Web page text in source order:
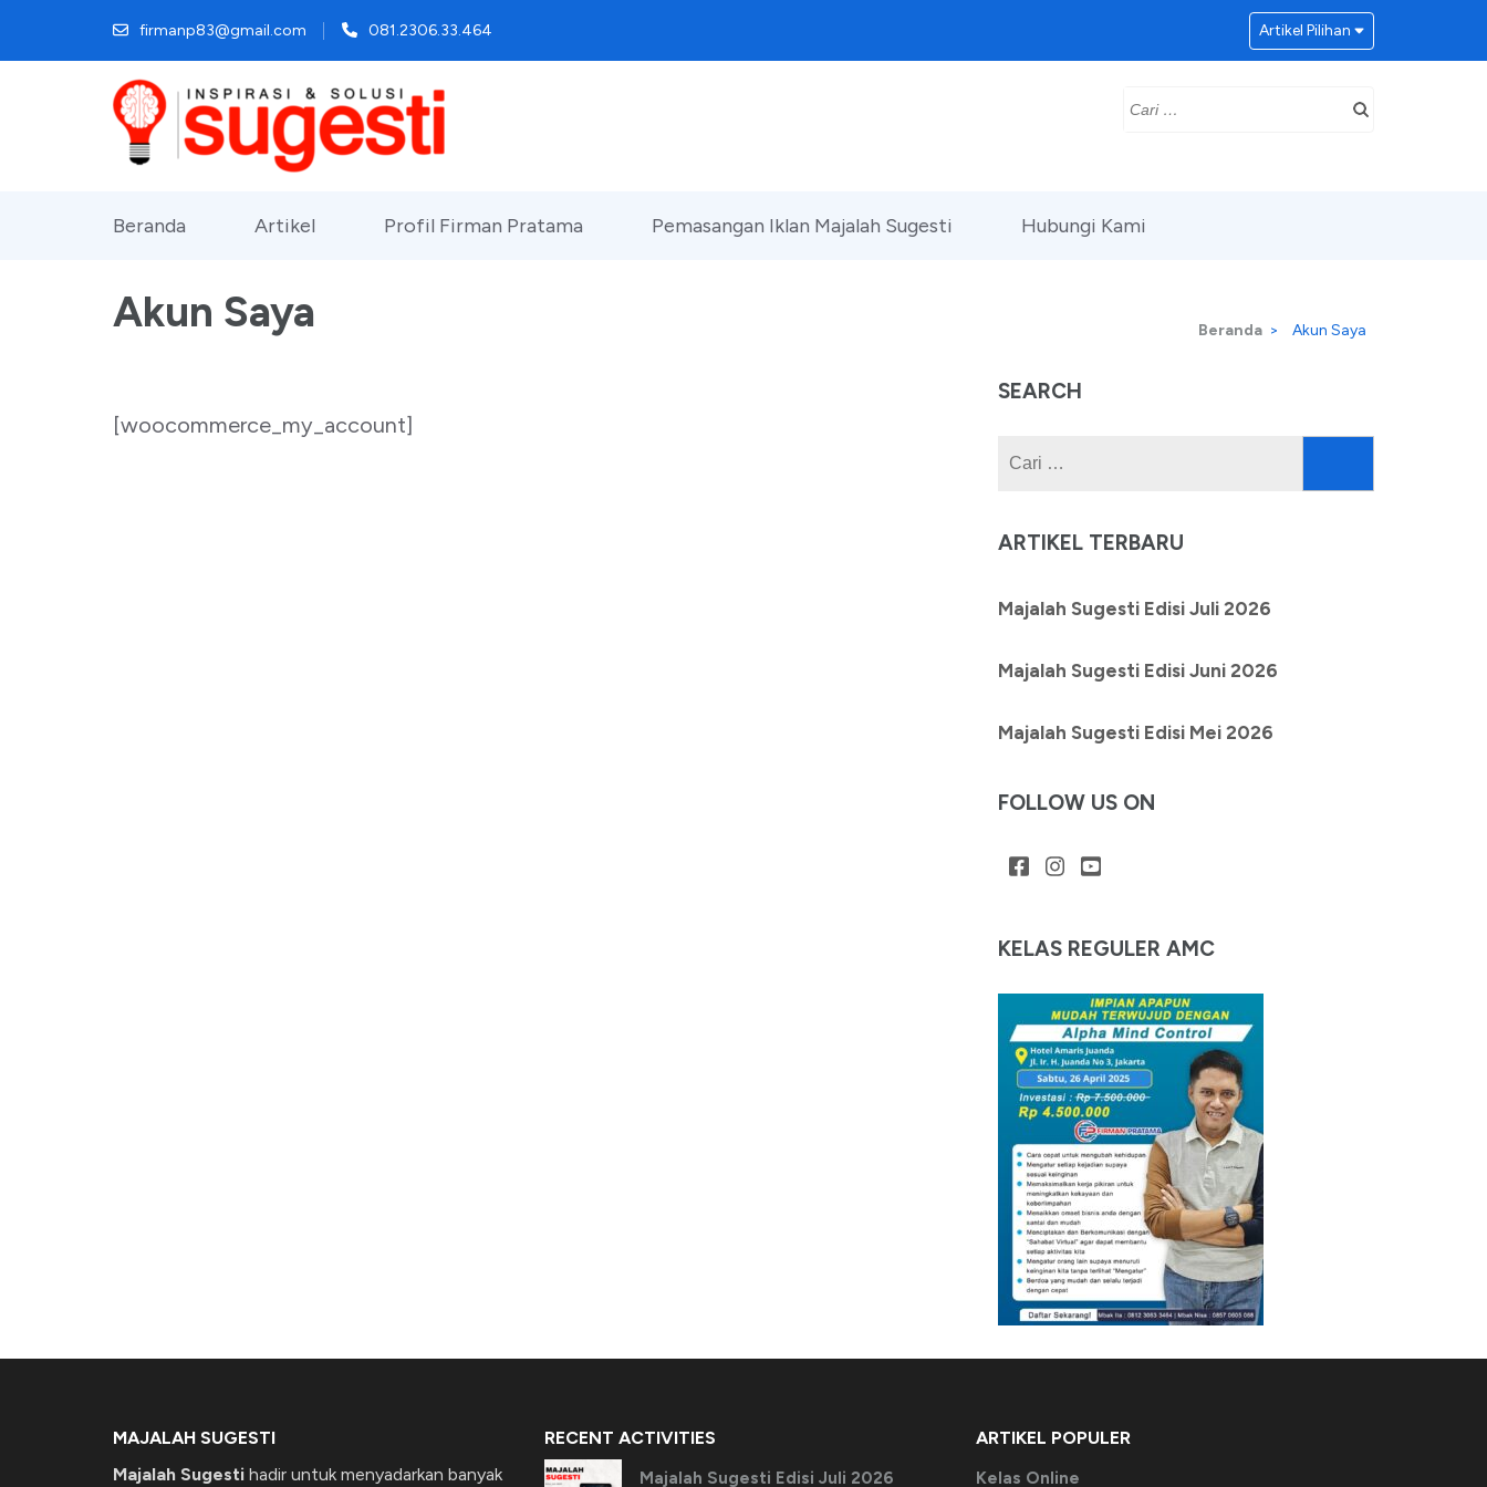
ke
firmanp83@gmail.com 081.2306.33.464 Artikel Pilihan
Cari
Beranda Artikel Profil Firman Pratama Pemasangan Iklan Majalah Sugesti Hubungi Kami
Akun Saya Beranda > Akun Saya
[woocommerce_my_account]
SEARCH
untuk:
ARTIKEL TERBARU
Majalah Sugesti Edisi Juli 2026
Majalah Sugesti Edisi Juni 2026
Majalah Sugesti Edisi Mei 2026
FOLLOW US ON
KELAS REGULER AMC
MAJALAH SUGESTI
Majalah Sugesti hadir untuk menyadarkan banyak
RECENT ACTIVITIES
Majalah Sugesti Edisi Juli 2026
ARTIKEL POPULER
Kelas Online